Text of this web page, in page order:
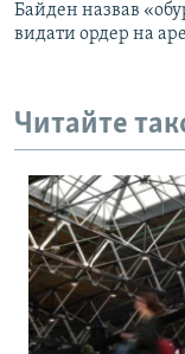
Байден назвав
видати ордер на
Читайте